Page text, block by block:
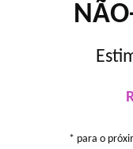
* para o